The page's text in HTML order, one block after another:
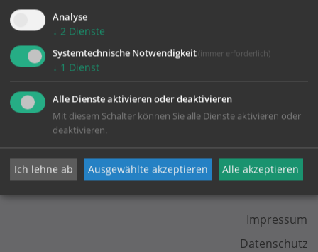
KONTAKT
Impressum
Datenschutz
Analyse
↓ 2 Dienste
Systemtechnische Notwendigkeit (immer erforderlich)
↓ 1 Dienst
Alle Dienste aktivieren oder deaktivieren
Mit diesem Schalter können Sie alle Dienste aktivieren oder
deaktivieren.
Ich lehne ab Ausgewählte akzeptieren Alle akzeptieren